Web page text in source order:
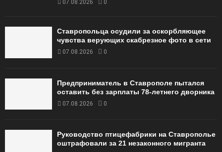
07.08.2026 0
Ставропольца осудили за оскорбляющее
чувства верующих скабрезное фото в сети
07.08.2026 0
Предприниматель в Ставрополе пытался
оставить без зарплаты 78-летнего дворника
07.08.2026 0
Руководство птицефабрики на Ставрополье
оштрафовали за 21 незаконного мигранта